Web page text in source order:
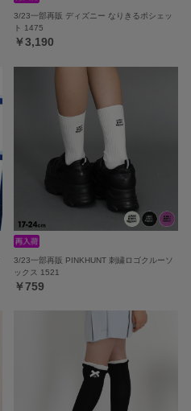
3/23一部再販 ディズニー なりきるポシェッ
ト 1475
￥3,190
3/23一部再販 PINKHUNT 刺繍ロゴクルーソ
ックス 1521
￥759